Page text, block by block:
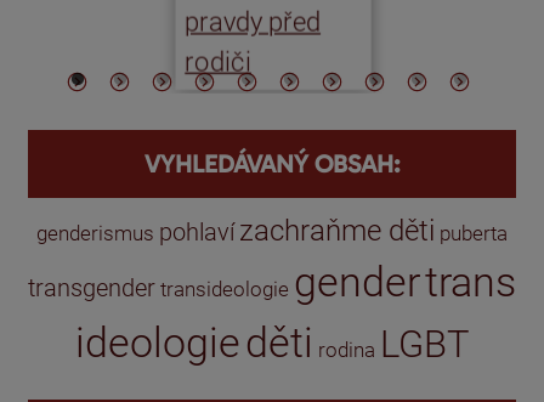
pravdy před
rodiči
VYHLEDÁVANÝ OBSAH:
genderismus pohlaví zachraňme děti puberta
transgender transideologie gendertrans
ideologieděti rodina LGBT